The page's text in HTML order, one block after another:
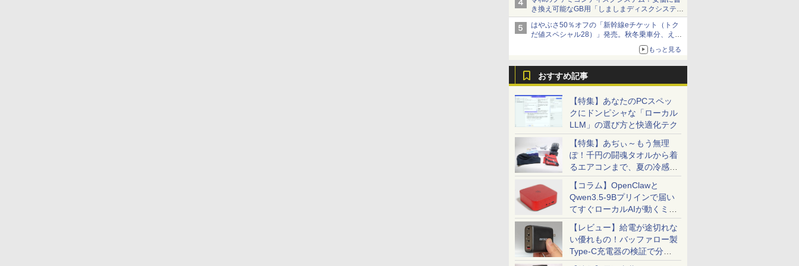
き換え可能なGB用「しましまディスクシステ
ム」
はやぶさ50％オフの「新幹線eチケット（トク
だ値スペシャル28）」発売。秋冬乗車分、えき
もっと見る
おすすめ記事
【特集】あなたのPCスペッ
クにドンピシャな「ローカル
LLM」の選び方と快適化テク
【特集】あぢぃ～もう無理
ぽ！千円の闘魂タオルから着
るエアコンまで、夏の冷感グ
ッズ一挙紹介
【コラム】OpenClawと
Qwen3.5-9Bプリインで届い
てすぐローカルAIが動くミニ
PC「SER9 Pro」
【レビュー】給電が途切れな
い優れもの！バッファロー製
Type-C充電器の検証で分か
ったこと